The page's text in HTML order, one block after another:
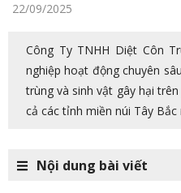
22/09/2025
Công Ty TNHH Diệt Côn
nghiệp hoạt động chuyên
trùng và sinh vật gây hại
cả các tỉnh miền núi Tây
Nội dung bài viết